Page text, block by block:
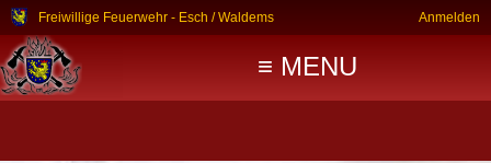
Freiwillige Feuerwehr - Esch / Waldems Anmelden
≡ MENU